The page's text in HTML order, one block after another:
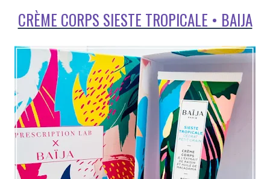
CRÈME CORPS SIESTE TROPICALE • BAIJA